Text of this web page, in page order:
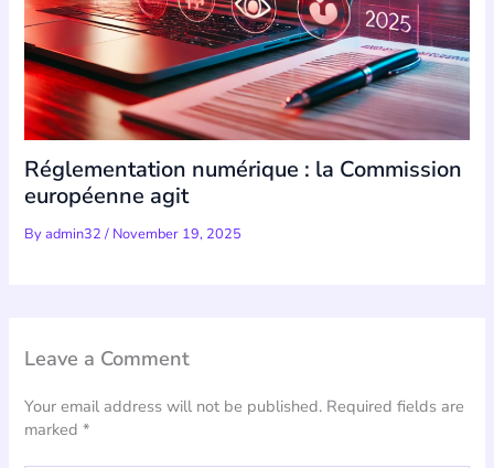
Réglementation numérique : la Commission
européenne agit
Byadmin32/ November 19, 2025
Leave a Comment
Your email address will not be published. Required fields are
marked*